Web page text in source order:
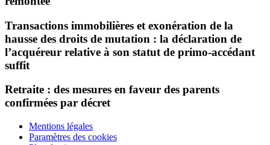
Transactions immobilières et exonération de la
hausse des droits de mutation : la déclaration de
l’acquéreur relative à son statut de primo-accédant
suffit
Retraite : des mesures en faveur des parents
confirmées par décret
Mentions légales
Paramètres des cookies